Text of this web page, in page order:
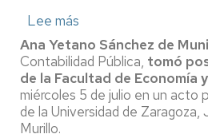
Lee más
Ana
Yetano
Sánchez
de
Muniaín
toma
Ana Yetano Sánchez de
Contabilidad Pública, tomó
de la Facultad de Economía
miércoles 5 de julio en un acto
de la Universidad de
Murillo.